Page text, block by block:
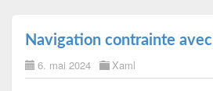
Navigation contrainte
6. mai 2024 Xaml